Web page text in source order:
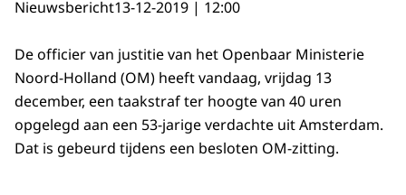
Nieuwsbericht13-12-2019 | 12:00
De officier van justitie van het Openbaar Ministerie
Noord-Holland (OM) heeft vandaag, vrijdag 13
december, een taakstraf ter hoogte van 40 uren
opgelegd aan een 53-jarige verdachte uit Amsterdam.
Dat is gebeurd tijdens een besloten OM-zitting.